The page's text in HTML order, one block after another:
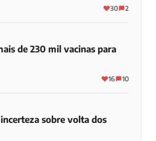
30 2
de 230 mil vacinas para
16 10
sobre volta dos